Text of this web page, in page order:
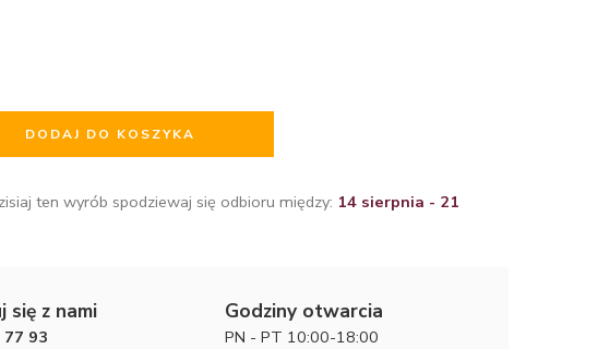
DODAJ DO KOSZYKA
ten wyrób spodziewaj się odbioru między: 14 sierpnia - 21
się z nami
77 93
Godziny otwarcia
PN - PT 10:00-18:00